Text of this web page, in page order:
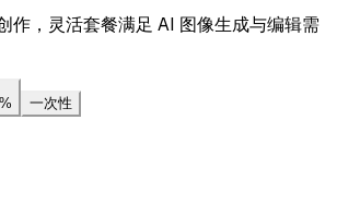
作，灵活套餐满足 AI 图像生成与编辑需
一次性